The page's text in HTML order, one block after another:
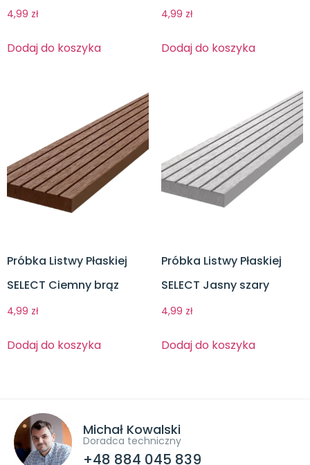
4,99 zł
Dodaj do koszyka
4,99 zł
Dodaj do koszyka
Próbka Listwy Płaskiej
SELECT Ciemny brąz
4,99 zł
Dodaj do koszyka
Próbka Listwy Płaskiej
SELECT Jasny szary
4,99 zł
Dodaj do koszyka
Michał Kowalski
Doradca techniczny
+48 884 045 839